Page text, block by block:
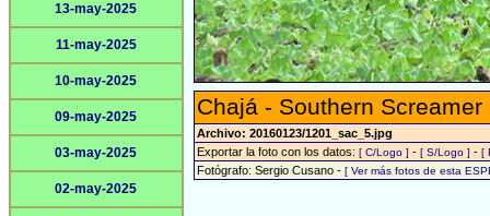
13-may-2025
11-may-2025
10-may-2025
09-may-2025
03-may-2025
02-may-2025
Chajá - Southern
Archivo: 20160123/1201_sac_5.jpg
Exportar la foto con los datos: [ C/Logo ] - [ S/Logo ] - [
Fotógrafo: Sergio Cusano - [ Ver más fotos de esta